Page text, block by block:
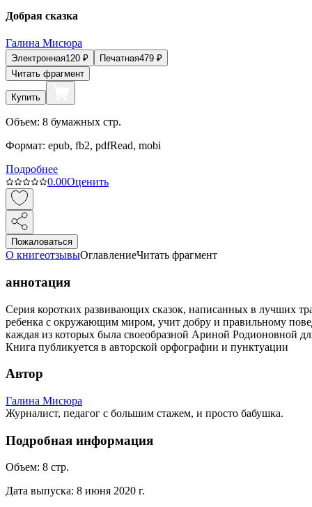
Добрая сказка
Галина Мисюра
Электронная120 ₽ Печатная479 ₽
Читать фрагмент
Купить
Объем: 8 бумажных стр.
Формат: epub, fb2, pdfRead, mobi
Подробнее
0.00Оценить
Пожаловаться
О книгеотзывыОглавлениеЧитать фрагмент
аннотация
Серия коротких развивающих сказок, написанных в лучших
ребенка с окружающим миром, учит добру и правильному
каждая из которых была своеобразной Ариной Родионовной
Книга публикуется в авторской орфографии и пунктуации
Автор
Галина Мисюра
Журналист, педагог с большим стажем, и просто бабушка.
Подробная информация
Объем: 8 стр.
Дата выпуска: 8 июня 2020 г.